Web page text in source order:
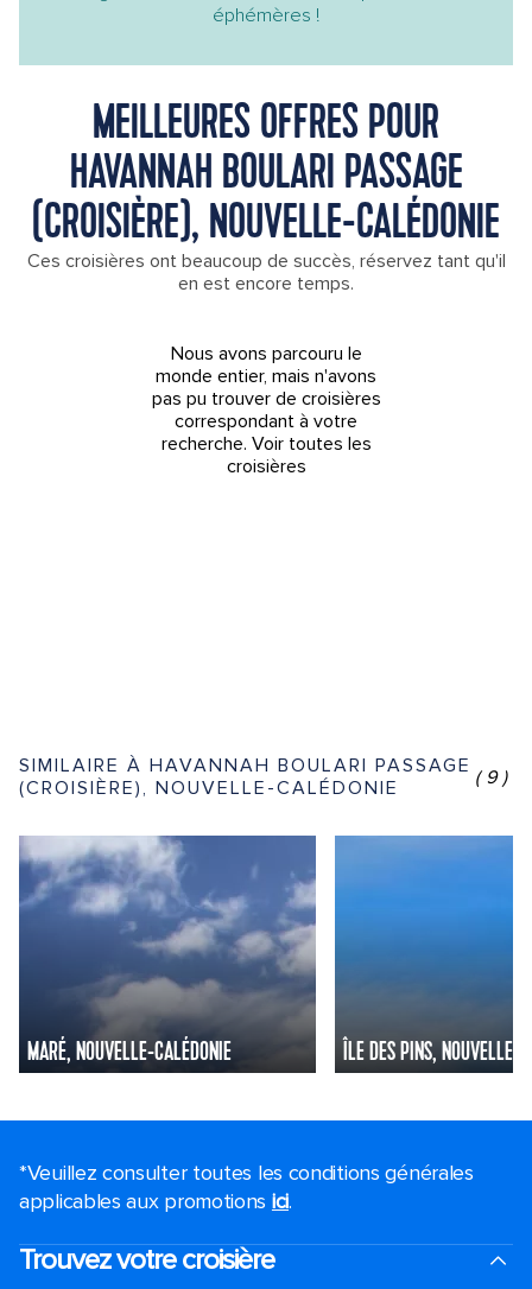
éphémères !
MEILLEURES OFFRES POUR
HAVANNAH BOULARI PASSAGE
(CROISIÈRE), NOUVELLE-CALÉDONIE
Ces croisières ont beaucoup de succès, réservez tant qu'il
en est encore temps.
Nous avons parcouru le
monde entier, mais n'avons
pas pu trouver de croisières
correspondant à votre
recherche. Voir toutes les
croisières
SIMILAIRE À HAVANNAH BOULARI PASSAGE
(CROISIÈRE), NOUVELLE-CALÉDONIE
(9)
MARÉ, NOUVELLE-CALÉDONIE ÎLE DES PINS, NOUVELLE-
*Veuillez consulter toutes les conditions générales
applicables aux promotions ici.
Trouvez votre croisière